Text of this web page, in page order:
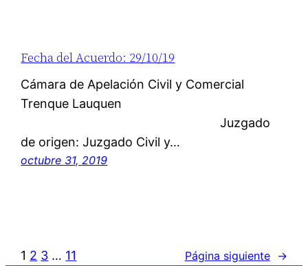
Fecha del Acuerdo: 29/10/19
Cámara de Apelación Civil y Comercial
Trenque Lauquen
Juzgado
de origen: Juzgado Civil y…
octubre 31, 2019
1 2 3 … 11 Página siguiente →